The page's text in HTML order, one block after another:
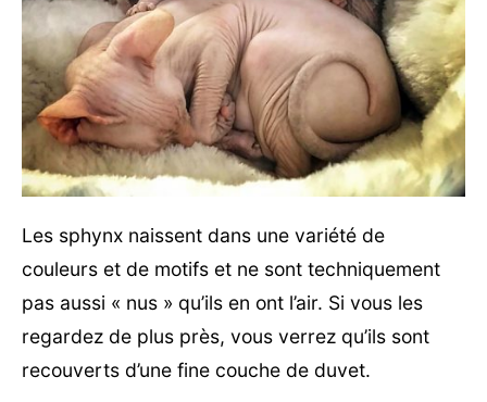
Les sphynx naissent dans une variété de
couleurs et de motifs et ne sont techniquement
pas aussi « nus » qu’ils en ont l’air. Si vous les
regardez de plus près, vous verrez qu’ils sont
recouverts d’une fine couche de duvet.